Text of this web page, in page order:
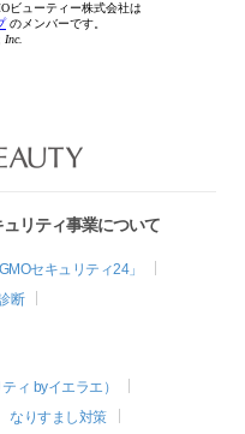
ビューティー株式会社は
のメンバーです。
Inc.
リティ事業について
セキュリティ24」
断
ィ byイエラエ）
なりすまし対策